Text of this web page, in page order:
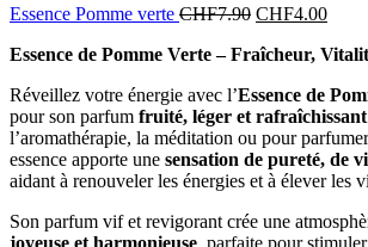
Essence Pomme verte CHF7.90 CHF4.00
Essence de Pomme Verte – Fraîcheur,
Réveillez votre énergie avec l’Essence de
pour son parfum fruité, léger et rafraîchissant
l’aromathérapie, la méditation ou pour
essence apporte une sensation de pureté, de
aidant à renouveler les énergies et à élever les
Son parfum vif et revigorant crée une
joyeuse et harmonieuse , parfaite pour